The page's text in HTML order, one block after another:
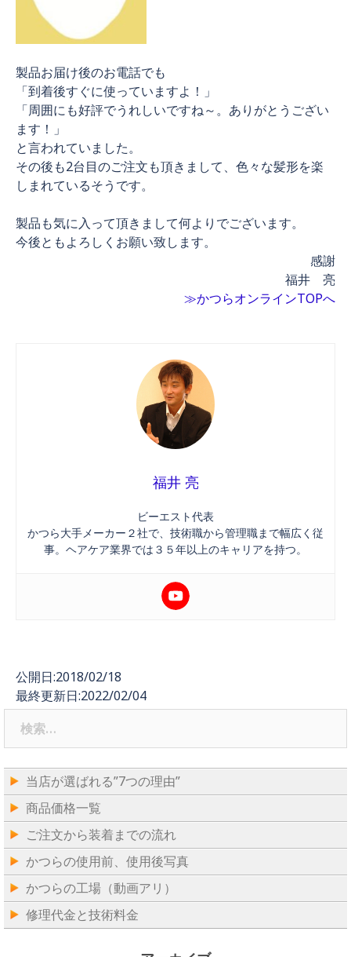
製品お届け後のお電話でも
「到着後すぐに使っていますよ！」
「周囲にも好評でうれしいですね～。ありがとうござい
ます！」
と言われていました。
その後も2台目のご注文も頂きまして、色々な髪形を楽
しまれているそうです。
製品も気に入って頂きまして何よりでございます。
今後ともよろしくお願い致します。
感謝
福井 亮
≫かつらオンラインTOPへ
福井 亮
ビーエスト代表
かつら大手メーカー２社で、技術職から管理職まで幅広く従
事。ヘアケア業界では３５年以上のキャリアを持つ。
公開日:2018/02/18
最終更新日:2022/02/04
当店が選ばれる”7つの理由”
商品価格一覧
ご注文から装着までの流れ
かつらの使用前、使用後写真
かつらの工場（動画アリ）
修理代金と技術料金